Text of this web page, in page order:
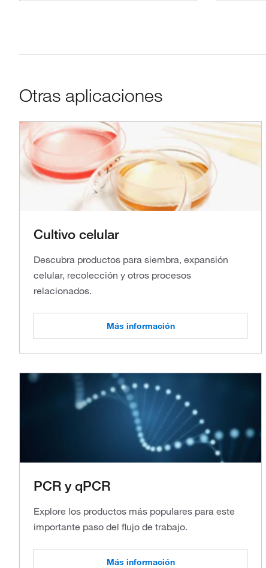
Otras aplicaciones
Cultivo celular
Descubra productos para siembra, expansión
celular, recolección y otros procesos
relacionados.
Más información
PCR y qPCR
Explore los productos más populares para este
importante paso del flujo de trabajo.
Más información